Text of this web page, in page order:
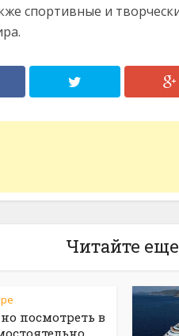
спортивные и
Читайте
посмотреть в